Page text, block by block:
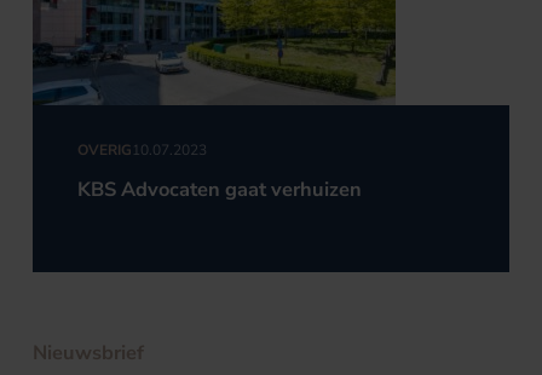
OVERIG10.07.2023
KBS Advocaten gaat verhuizen
Nieuwsbrief